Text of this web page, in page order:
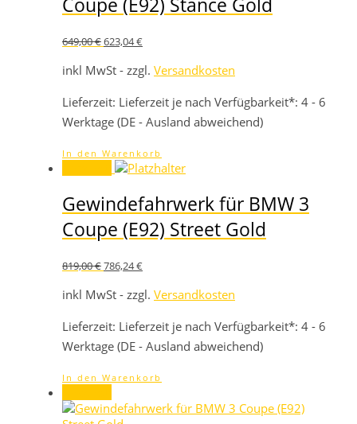
649,00€Ursprünglicher
war:
649,00 €
623,04€Aktueller
ist:
623,04 €.
inkl MwSt - zzgl. Versandkosten
Lieferzeit: Lieferzeit je nach Verfügbarkeit*: 4 - 6
Werktage (DE - Ausland abweichend)
In den Warenkorb
Gewindefahrwerk für BMW 3
Coupe (E92) Street Gold
819,00€Ursprünglicher
war:
819,00 €
786,24€Aktueller
ist:
786,24 €.
inkl MwSt - zzgl. Versandkosten
Lieferzeit: Lieferzeit je nach Verfügbarkeit*: 4 - 6
Werktage (DE - Ausland abweichend)
In den Warenkorb